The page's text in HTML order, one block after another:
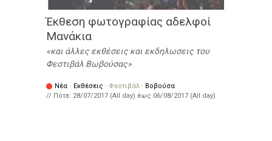
Έκθεση φωτογραφίας αδελφοί
Μανάκια
και άλλες εκθέσεις και εκδηλωσεις του
Φεστιβάλ Βωβούσας
Νέα · Εκθέσεις · Φεστιβάλ · Βοβούσα
// Πότε: 28/07/2017 (All day) έως 06/08/2017 (All day)